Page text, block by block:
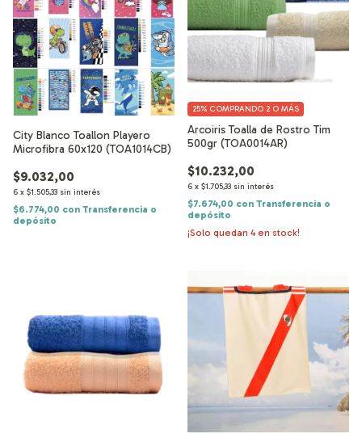
City Blanco Toallon Playero
Microfibra 60x120 (TOA1014CB)
$9.032,00
6 x $1.505,33 sin interés
$6.774,00 con Transferencia o
depósito
Arcoiris Toalla de Rostro Tim
500gr (TOA0014AR)
$10.232,00
6 x $1.705,33 sin interés
25% COMPRANDO 2 O MÁS
$7.674,00 con Transferencia o
depósito
¡Solo quedan 4en stock!